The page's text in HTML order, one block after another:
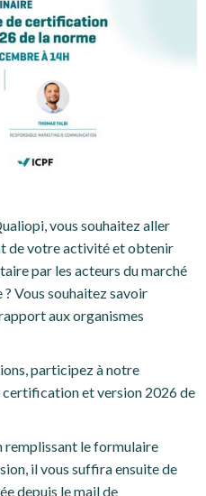
vous souhaitez aller
de votre activité et obtenir
par les acteurs du marché
Vous souhaitez savoir
aux organismes
participez à notre
et version 2026 de
remplissant le formulaire
il vous suffira ensuite de
depuis le mail de